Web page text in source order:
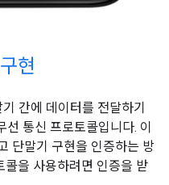
현
간에 데이터를 전달하기
통신 프로토콜입니다. 이
단말기 구현을 인증하는 방
콜을 사용하려면 인증을 받